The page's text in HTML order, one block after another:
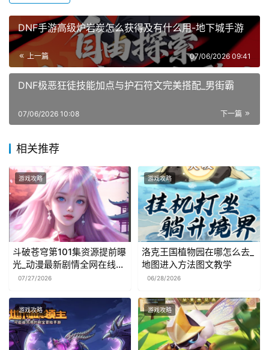
DNF手游高级炉岩炭怎么获得及有什么用-地下城手游
上一篇 07/06/2026 09:41
DNF极恶狂徒技能加点与护石符文完美搭配_男街霸
下一篇
07/06/2026 10:08
相关推荐
游戏攻略
斗破苍穹第101集资源提前曝
光_动漫最新剧情全网在线观
看
07/27/2026
游戏攻略
洛克王国植物园在哪怎么去_
地图进入方法图文教学
06/28/2026
游戏攻略 游戏攻略